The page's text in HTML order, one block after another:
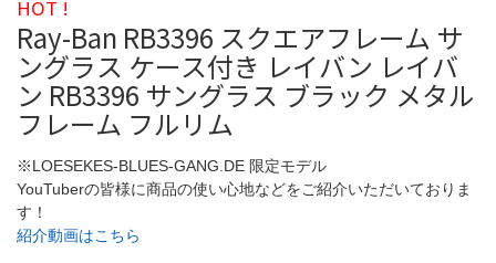
HOT !
Ray-Ban RB3396 スクエアフレーム サ
ングラス ケース付き レイバン レイバ
ン RB3396 サングラス ブラック メタル
フレーム フルリム
※LOESEKES-BLUES-GANG.DE 限定モデル
YouTuberの皆様に商品の使い心地などをご紹介いただいておりま
す！
紹介動画はこちら